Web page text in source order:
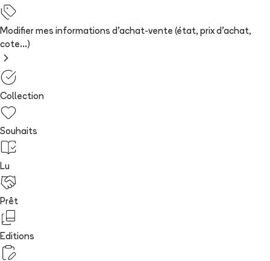
Modifier mes informations d'achat-vente (état, prix d'achat,
cote...)
Collection
Souhaits
Lu
Prêt
Editions